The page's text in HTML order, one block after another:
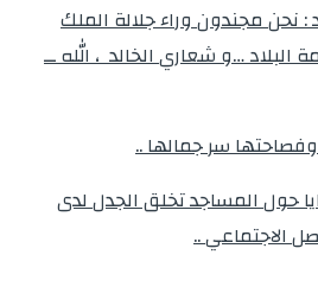
: نحن مجندون وراء جلالة الملك
…و شعاري الخالد ، الله ــ
وفصاحتها سر جمالها ..
حول المساجد تخلق الجدل لدى
الاجتماعي ..